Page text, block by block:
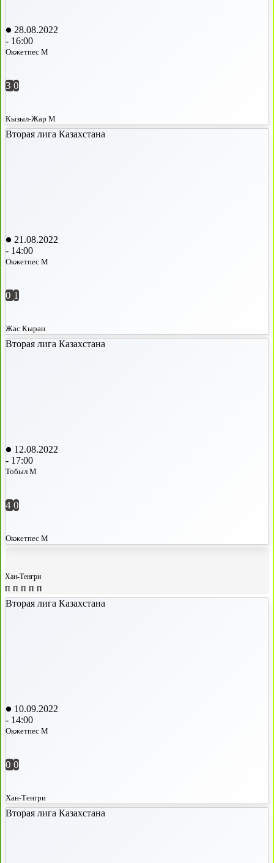
28.08.2022
- 16:00
Окжетпес М
3 0
Кызыл-Жар М
Вторая лига Казахстана
21.08.2022
- 14:00
Окжетпес М
0 1
Жас Кыран
Вторая лига Казахстана
12.08.2022
- 17:00
Тобыл М
4 0
Окжетпес М
Хан-Тенгри
п п п п п
Вторая лига Казахстана
10.09.2022
- 14:00
Окжетпес М
0 0
Хан-Тенгри
Вторая лига Казахстана